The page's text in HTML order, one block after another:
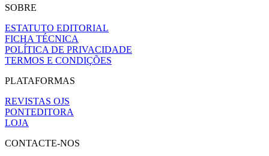
SOBRE
ESTATUTO EDITORIAL
FICHA TÉCNICA
POLÍTICA DE PRIVACIDADE
TERMOS E CONDIÇÕES
PLATAFORMAS
REVISTAS OJS
PONTEDITORA
LOJA
CONTACTE-NOS